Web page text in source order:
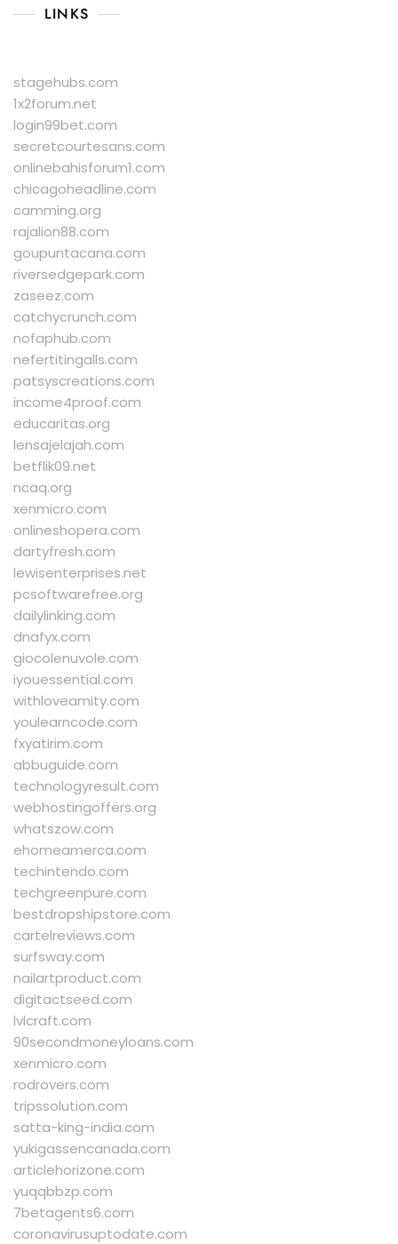
LINKS
stagehubs.com
1x2forum.net
login99bet.com
secretcourtesans.com
onlinebahisforum1.com
chicagoheadline.com
camming.org
rajalion88.com
goupuntacana.com
riversedgepark.com
zaseez.com
catchycrunch.com
nofaphub.com
nefertitingalls.com
patsyscreations.com
income4proof.com
educaritas.org
lensajelajah.com
betflik09.net
ncaq.org
xenmicro.com
onlineshopera.com
dartyfresh.com
lewisenterprises.net
pcsoftwarefree.org
dailylinking.com
dnafyx.com
giocolenuvole.com
iyouessential.com
withloveamity.com
youlearncode.com
fxyatirim.com
abbuguide.com
technologyresult.com
webhostingoffers.org
whatszow.com
ehomeamerca.com
techintendo.com
techgreenpure.com
bestdropshipstore.com
cartelreviews.com
surfsway.com
nailartproduct.com
digitactseed.com
lvlcraft.com
90secondmoneyloans.com
xenmicro.com
rodrovers.com
tripssolution.com
satta-king-india.com
yukigassencanada.com
articlehorizone.com
yuqqbbzp.com
7betagents6.com
coronavirusuptodate.com